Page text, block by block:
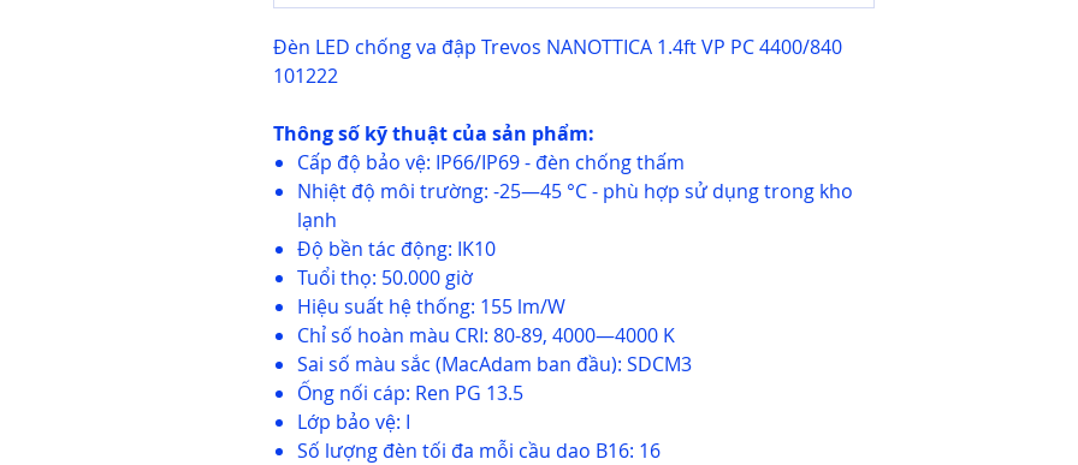
Đèn LED chống va đập Trevos NANOTTICA 1.4ft VP PC 4400/840
101222
Thông số kỹ thuật của sản phẩm:
Cấp độ bảo vệ: IP66/IP69 - đèn chống thấm
Nhiệt độ môi trường: -25—45 °C - phù hợp sử dụng trong kho
lạnh
Độ bền tác động: IK10
Tuổi thọ: 50.000 giờ
Hiệu suất hệ thống: 155 lm/W
Chỉ số hoàn màu CRI: 80-89, 4000—4000 K
Sai số màu sắc (MacAdam ban đầu): SDCM3
Ống nối cáp: Ren PG 13.5
Lớp bảo vệ: I
Số lượng đèn tối đa mỗi cầu dao B16: 16